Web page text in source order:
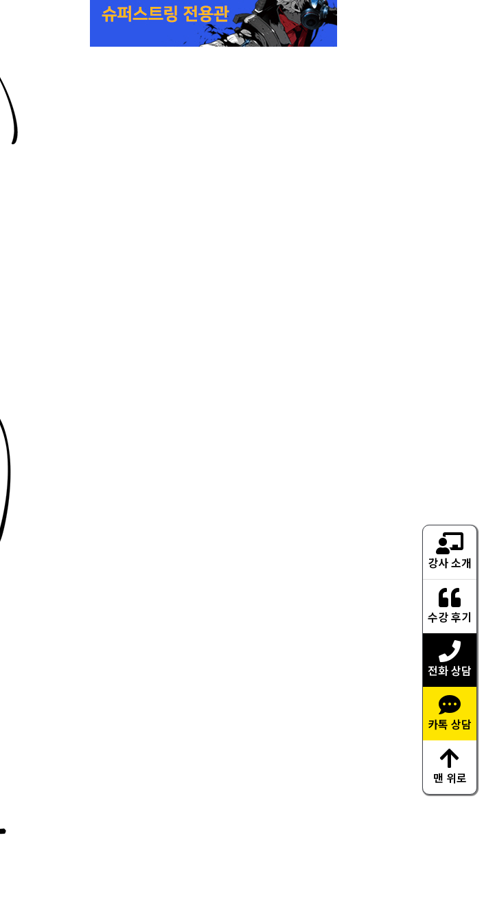
강사 소개
수강 후기
전화 상담
카톡 상담
맨 위로